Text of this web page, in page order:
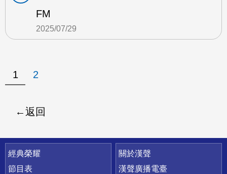
FM
2025/07/29
1 2
返回
快速連結
經典榮耀
節目表
關於漢聲
漢聲廣播電臺